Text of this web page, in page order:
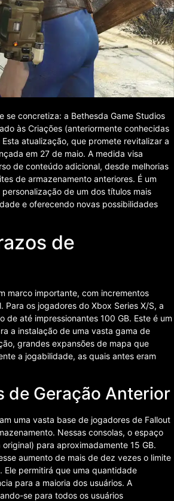
se concretiza: a Bethesda Game Studios
às Criações (anteriormente conhecidas
atualização, que promete revitalizar a
em 27 de maio. A medida visa
de conteúdo adicional, desde melhorias
de armazenamento anteriores. É um
de um dos títulos mais
e oferecendo novas possibilidades
de
marco importante, com incrementos
os jogadores do Xbox Series X/S, a
até impressionantes 100 GB. Este é um
a instalação de uma vasta gama de
grandes expansões de mapa que
a jogabilidade, as quais antes eram
de Geração Anterior
uma vasta base de jogadores de Fallout
Nessas consolas, o espaço
para aproximadamente 15 GB.
aumento de mais de dez vezes o limite
Ele permitirá que uma quantidade
para a maioria dos usuários. A
se para todos os usuários